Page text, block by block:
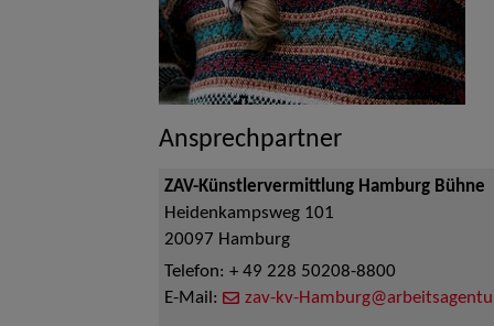
Ansprechpartner
ZAV-Künstlervermittlung Hamburg Bühne
Heidenkampsweg 101
20097 Hamburg
Telefon: + 49 228 50208-8800
E-Mail:
zav-kv-